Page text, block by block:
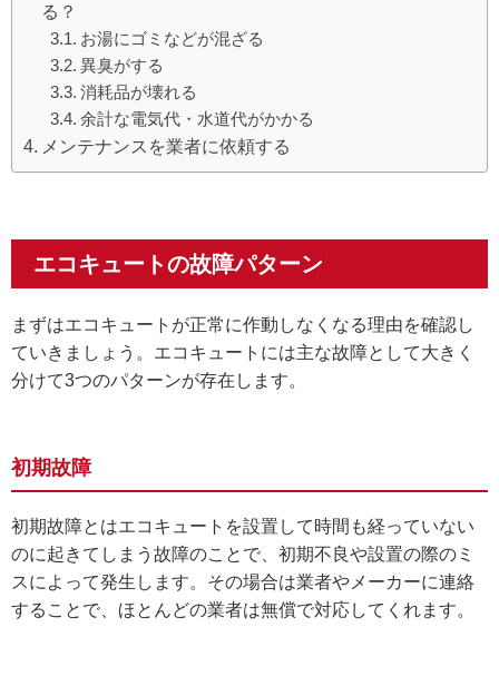
る？
お湯にゴミなどが混ざる
異臭がする
消耗品が壊れる
余計な電気代・水道代がかかる
メンテナンスを業者に依頼する
エコキュートの故障パターン
まずはエコキュートが正常に作動しなくなる理由を確認し
ていきましょう。エコキュートには主な故障として大きく
分けて3つのパターンが存在します。
初期故障
初期故障とはエコキュートを設置して時間も経っていない
のに起きてしまう故障のことで、初期不良や設置の際のミ
スによって発生します。その場合は業者やメーカーに連絡
することで、ほとんどの業者は無償で対応してくれます。